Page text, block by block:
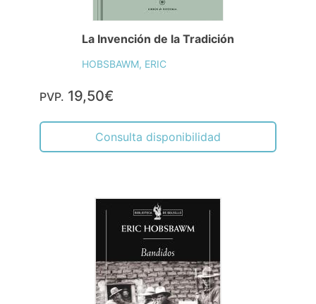
La Invención de la Tradición
HOBSBAWM, ERIC
PVP. 19,50€
Consulta disponibilidad